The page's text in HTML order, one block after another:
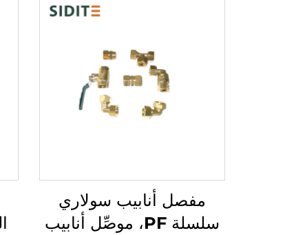
مفصل أنابيب سولاري
سلسلة PF، موصِّل أنابيب